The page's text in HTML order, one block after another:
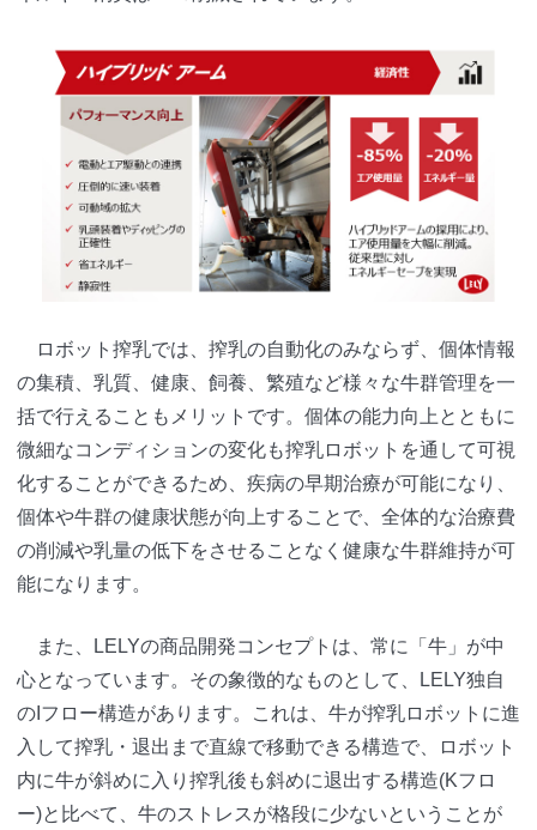
ロボット搾乳では、搾乳の自動化のみならず、個体情報
の集積、乳質、健康、飼養、繁殖など様々な牛群管理を一
括で行えることもメリットです。個体の能力向上とともに
微細なコンディションの変化も搾乳ロボットを通して可視
化することができるため、疾病の早期治療が可能になり、
個体や牛群の健康状態が向上することで、全体的な治療費
の削減や乳量の低下をさせることなく健康な牛群維持が可
能になります。
また、LELYの商品開発コンセプトは、常に「牛」が中
心となっています。その象徴的なものとして、LELY独自
のIフロー構造があります。これは、牛が搾乳ロボットに進
入して搾乳・退出まで直線で移動できる構造で、ロボット
内に牛が斜めに入り搾乳後も斜めに退出する構造(Kフロ
ー)と比べて、牛のストレスが格段に少ないということが